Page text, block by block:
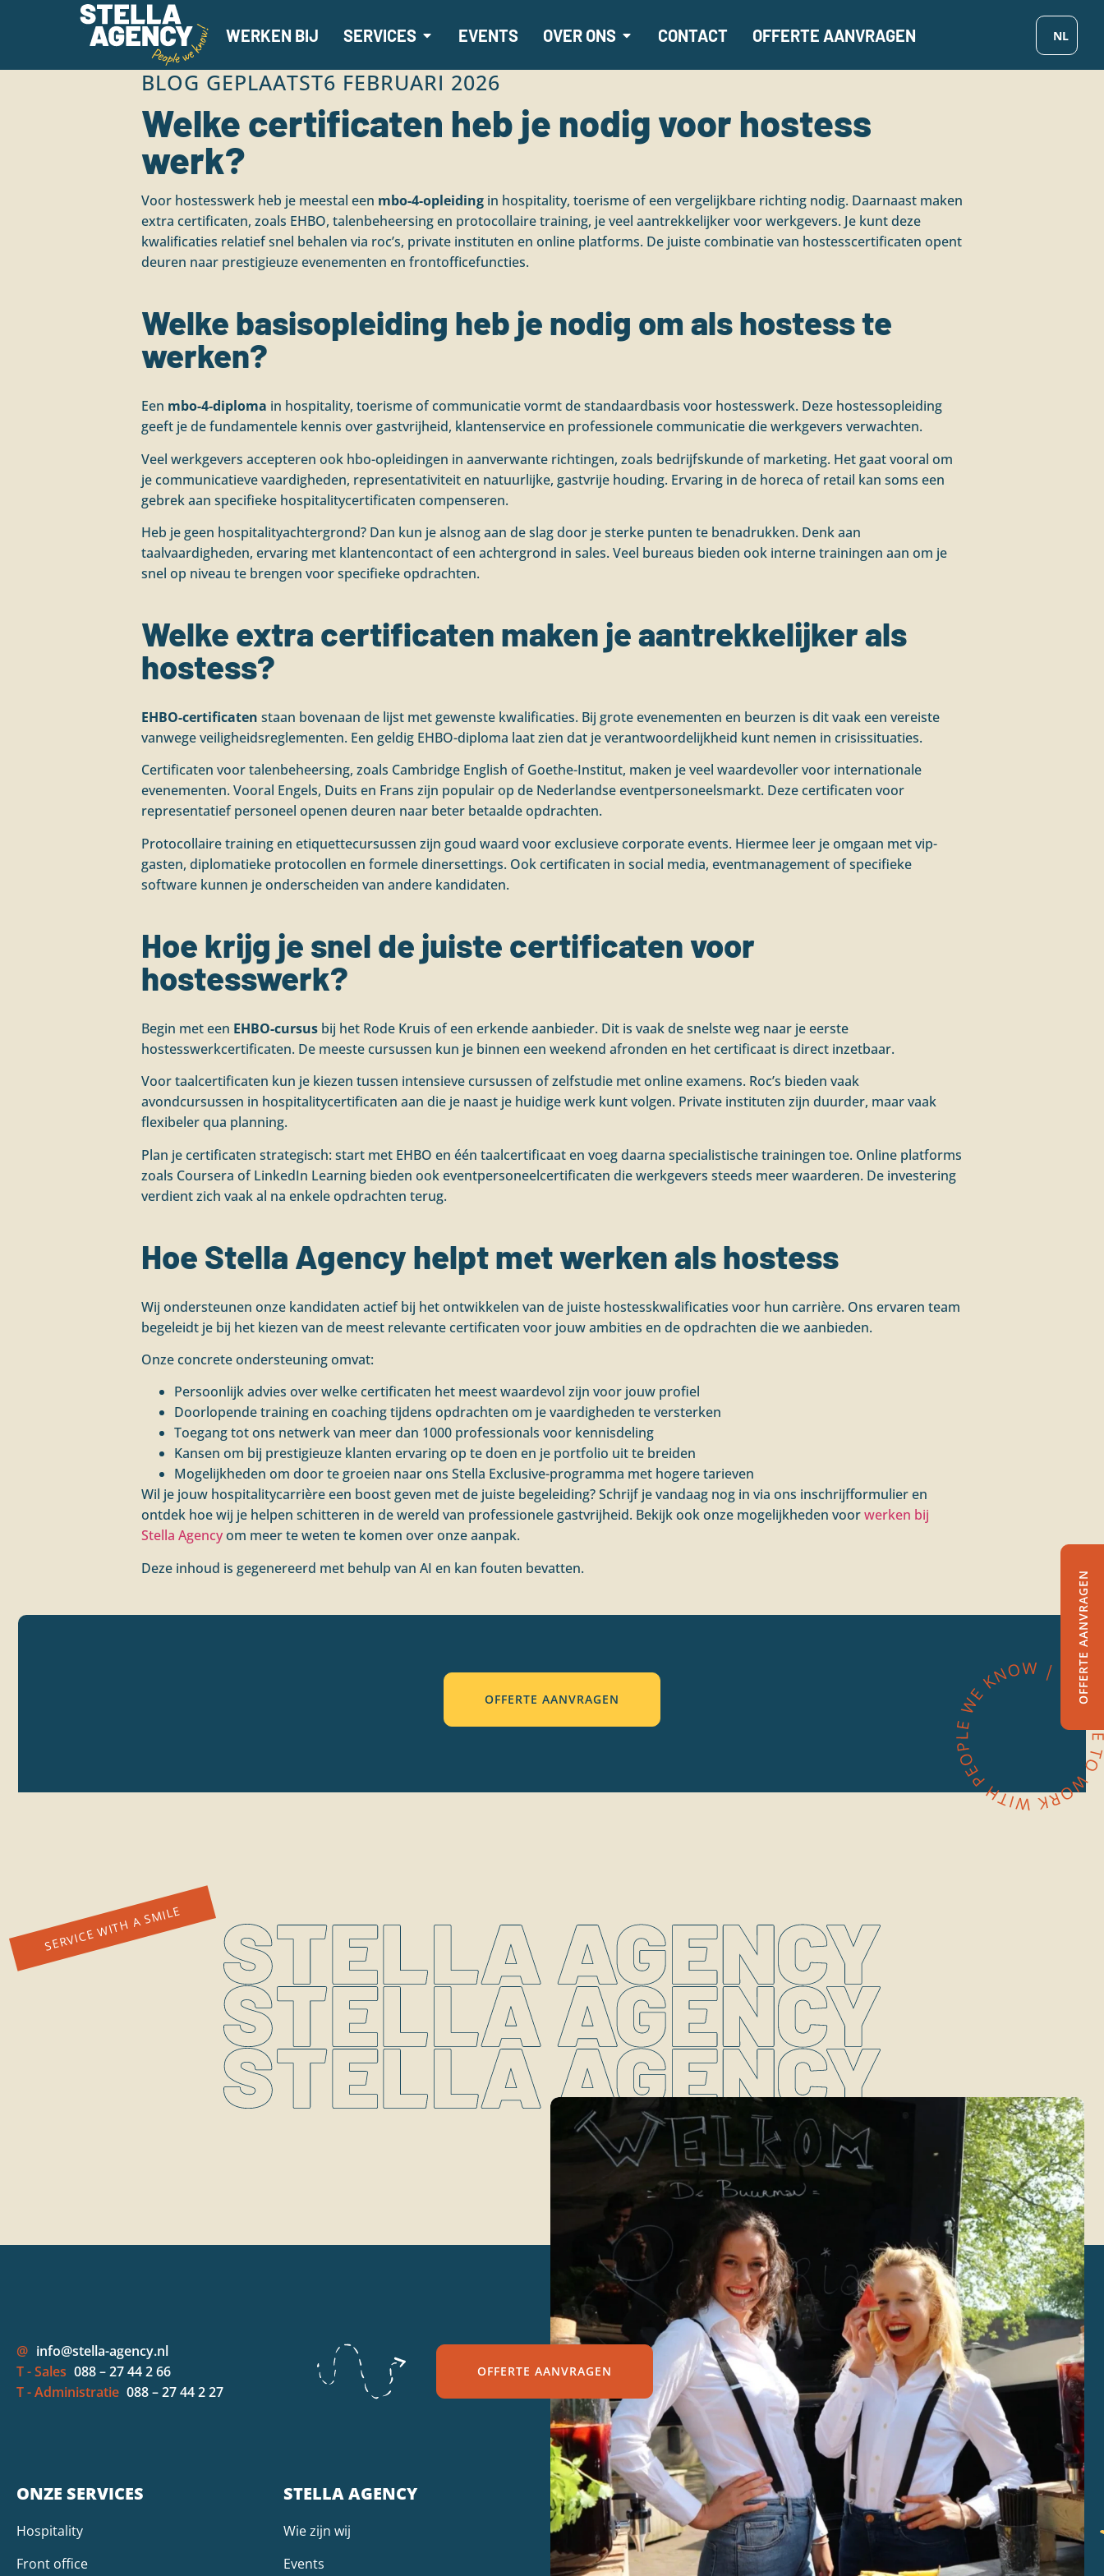
WERKEN BIJ SERVICES EVENTS OVER ONS CONTACT OFFERTE AANVRAGEN
OFFERTE AANVRAGEN
BLOG GEPLAATST6 FEBRUARI 2026
Welke certificaten heb je nodig voor hostess
werk?
Voor hostesswerk heb je meestal een mbo-4-opleiding in hospitality, toerisme of een vergelijkbare richting nodig. Daarnaast maken
extra certificaten, zoals EHBO, talenbeheersing en protocollaire training, je veel aantrekkelijker voor werkgevers. Je kunt deze
kwalificaties relatief snel behalen via roc’s, private instituten en online platforms. De juiste combinatie van hostesscertificaten opent
deuren naar prestigieuze evenementen en frontofficefuncties.
Welke basisopleiding heb je nodig om als hostess te
werken?
Een mbo-4-diploma in hospitality, toerisme of communicatie vormt de standaardbasis voor hostesswerk. Deze hostessopleiding
geeft je de fundamentele kennis over gastvrijheid, klantenservice en professionele communicatie die werkgevers verwachten.
Veel werkgevers accepteren ook hbo-opleidingen in aanverwante richtingen, zoals bedrijfskunde of marketing. Het gaat vooral om
je communicatieve vaardigheden, representativiteit en natuurlijke, gastvrije houding. Ervaring in de horeca of retail kan soms een
gebrek aan specifieke hospitalitycertificaten compenseren.
Heb je geen hospitalityachtergrond? Dan kun je alsnog aan de slag door je sterke punten te benadrukken. Denk aan
taalvaardigheden, ervaring met klantencontact of een achtergrond in sales. Veel bureaus bieden ook interne trainingen aan om je
snel op niveau te brengen voor specifieke opdrachten.
Welke extra certificaten maken je aantrekkelijker als
hostess?
EHBO-certificaten staan bovenaan de lijst met gewenste kwalificaties. Bij grote evenementen en beurzen is dit vaak een vereiste
vanwege veiligheidsreglementen. Een geldig EHBO-diploma laat zien dat je verantwoordelijkheid kunt nemen in crisissituaties.
Certificaten voor talenbeheersing, zoals Cambridge English of Goethe-Institut, maken je veel waardevoller voor internationale
evenementen. Vooral Engels, Duits en Frans zijn populair op de Nederlandse eventpersoneelsmarkt. Deze certificaten voor
representatief personeel openen deuren naar beter betaalde opdrachten.
Protocollaire training en etiquettecursussen zijn goud waard voor exclusieve corporate events. Hiermee leer je omgaan met vip-
gasten, diplomatieke protocollen en formele dinersettings. Ook certificaten in social media, eventmanagement of specifieke
software kunnen je onderscheiden van andere kandidaten.
Hoe krijg je snel de juiste certificaten voor
hostesswerk?
Begin met een EHBO-cursus bij het Rode Kruis of een erkende aanbieder. Dit is vaak de snelste weg naar je eerste
hostesswerkcertificaten. De meeste cursussen kun je binnen een weekend afronden en het certificaat is direct inzetbaar.
Voor taalcertificaten kun je kiezen tussen intensieve cursussen of zelfstudie met online examens. Roc’s bieden vaak
avondcursussen in hospitalitycertificaten aan die je naast je huidige werk kunt volgen. Private instituten zijn duurder, maar vaak
flexibeler qua planning.
Plan je certificaten strategisch: start met EHBO en één taalcertificaat en voeg daarna specialistische trainingen toe. Online platforms
zoals Coursera of LinkedIn Learning bieden ook eventpersoneelcertificaten die werkgevers steeds meer waarderen. De investering
verdient zich vaak al na enkele opdrachten terug.
Hoe Stella Agency helpt met werken als hostess
Wij ondersteunen onze kandidaten actief bij het ontwikkelen van de juiste hostesskwalificaties voor hun carrière. Ons ervaren team
begeleidt je bij het kiezen van de meest relevante certificaten voor jouw ambities en de opdrachten die we aanbieden.
Onze concrete ondersteuning omvat:
Persoonlijk advies over welke certificaten het meest waardevol zijn voor jouw profiel
Doorlopende training en coaching tijdens opdrachten om je vaardigheden te versterken
Toegang tot ons netwerk van meer dan 1000 professionals voor kennisdeling
Kansen om bij prestigieuze klanten ervaring op te doen en je portfolio uit te breiden
Mogelijkheden om door te groeien naar ons Stella Exclusive-programma met hogere tarieven
Wil je jouw hospitalitycarrière een boost geven met de juiste begeleiding? Schrijf je vandaag nog in via ons inschrijfformulier en
ontdek hoe wij je helpen schitteren in de wereld van professionele gastvrijheid. Bekijk ook onze mogelijkheden voorwerken bij
Stella Agencyom meer te weten te komen over onze aanpak.
Deze inhoud is gegenereerd met behulp van AI en kan fouten bevatten.
OFFERTE AANVRAGEN
@ info@stella-agency.nl
T - Sales 088 – 27 44 2 66
T - Administratie 088 – 27 44 2 27
OFFERTE AANVRAGEN
ONZE SERVICES
Hospitality
Front office
STELLA AGENCY
Wie zijn wij
Events